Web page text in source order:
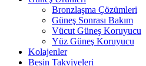
Bronzlaşma Çözümleri
Güneş Sonrası Bakım
Vücut Güneş Koruyucu
Yüz Güneş Koruyucu
Kolajenler
Besin Takviyeleri